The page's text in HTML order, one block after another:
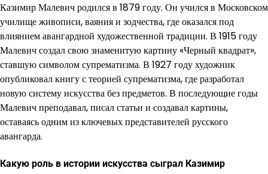
Казимир Малевич родился в 1879 году. Он учился в Московском
училище живописи, ваяния и зодчества, где оказался под
влиянием авангардной художественной традиции. В 1915 году
Малевич создал свою знаменитую картину «Черный квадрат»,
ставшую символом супрематизма. В 1927 году художник
опубликовал книгу с теорией супрематизма, где разработал
новую систему искусства без предметов. В последующие годы
Малевич преподавал, писал статьи и создавал картины,
оставаясь одним из ключевых представителей русского
авангарда.
Какую роль в истории искусства сыграл Казимир